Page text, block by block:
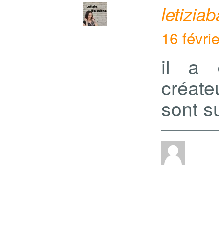
16
il a
sont